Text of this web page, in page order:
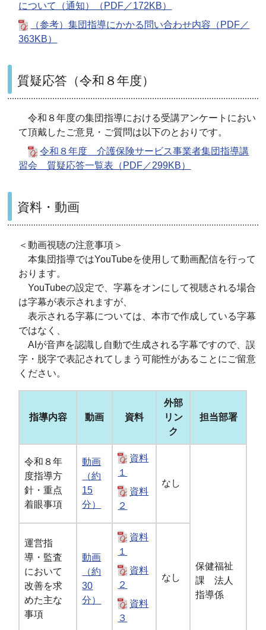
について（通知）（PDF／172KB）
（参考）集団指導にかかる問い合わせ内容（PDF／
363KB）
質疑応答（令和８年度）
令和８年度の集団指導における受講アンケートにおい
て頂戴したご意見・ご質問は以下のとおりです。
令和８年度 介護保険サービス事業者集団指導講
習会 質疑応答一覧表（PDF／299KB）
資料・動画
＜動画視聴の注意事項＞
本集団指導ではYouTubeを使用して動画配信を行って
おります。
YouTubeの設定で、字幕をオンにして視聴される場合
は字幕が表示されますが、
表示される字幕については、本市で作成している字幕
ではなく、
AIが音声を認識し自動で生成される字幕ですので、誤
字・脱字で表記されてしまう可能性があることにご留意
ください。
指導内容 動画 資料
外部
リン
ク
担当部署
令和８年
度指導方
針・重点
着眼事項
動画
（約
15
分）
資料
１
資料
２
なし
保健福祉
課 法人
指導係
運営指
導・監査
において
改善を求
めた主な
事項
動画
（約
30
分）
資料
１
資料
２
資料
３
なし